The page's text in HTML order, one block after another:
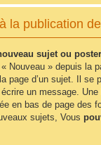
la publication
sujet ou
Nouveau » depuis la
page d’un sujet. Il se
écrire un message.
en bas de page des
sujets, Vous